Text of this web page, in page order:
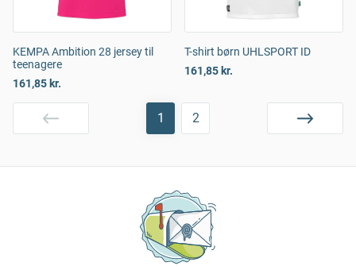
KEMPA Ambition 28 jersey til
teenagere
161,85 kr.
T-shirt børn UHLSPORT ID
161,85 kr.
1 2